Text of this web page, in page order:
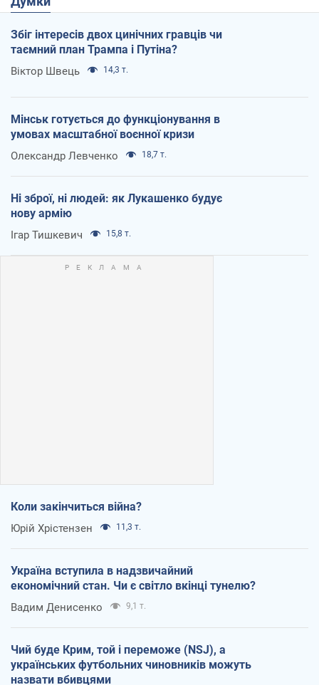
Збіг інтересів двох цинічних гравців чи
таємний план Трампа і Путіна?
Віктор Швець 14,3 т.
Мінськ готується до функціонування в
умовах масштабної воєнної кризи
Олександр Левченко 18,7 т.
Ні зброї, ні людей: як Лукашенко будує
нову армію
Ігар Тишкевич 15,8 т.
Коли закінчиться війна?
Юрій Хрістензен 11,3 т.
Україна вступила в надзвичайний
економічний стан. Чи є світло вкінці тунелю?
Вадим Денисенко 9,1 т.
Чий буде Крим, той і переможе (NSJ), а
українських футбольних чиновників можуть
назвати вбивцями